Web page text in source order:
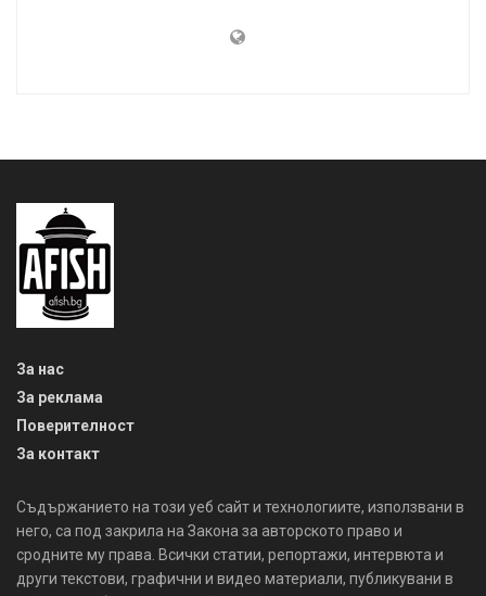
За нас
За реклама
Поверителност
За контакт
Съдържанието на този уеб сайт и технологиите, използвани в
него, са под закрила на Закона за авторското право и
сродните му права. Всички статии, репортажи, интервюта и
други текстови, графични и видео материали, публикувани в